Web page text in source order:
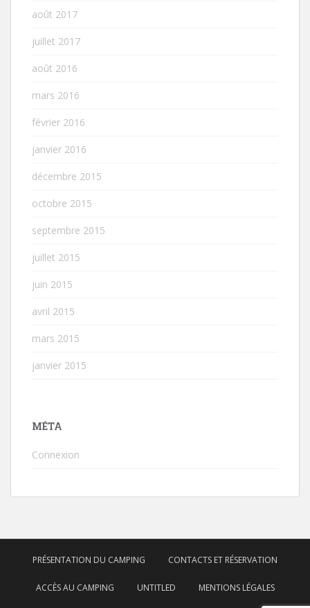
août 2017
juillet 2017
août 2016
mars 2016
février 2016
janvier 2016
décembre 2015
octobre 2015
septembre 2015
juillet 2015
juin 2015
avril 2015
mars 2015
janvier 2015
MÉTA
Connexion
PRÉSENTATION DU CAMPING CONTACTS ET RÉSERVATION
ACCÈS AU CAMPING UNTITLED MENTIONS LÉGALES